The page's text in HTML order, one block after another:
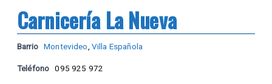
Carnicería La Nueva
Barrio Montevideo Villa Española
Teléfono 095 925 972